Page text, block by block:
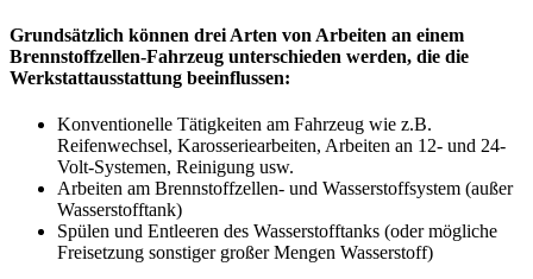
Grundsätzlich können drei Arten von Arbeiten an einem
Brennstoffzellen-Fahrzeug unterschieden werden, die die
Werkstattausstattung beeinflussen:
Konventionelle Tätigkeiten am Fahrzeug wie z.B.
Reifenwechsel, Karosseriearbeiten, Arbeiten an 12- und 24-
Volt-Systemen, Reinigung usw.
Arbeiten am Brennstoffzellen- und Wasserstoffsystem (außer
Wasserstofftank)
Spülen und Entleeren des Wasserstofftanks (oder mögliche
Freisetzung sonstiger großer Mengen Wasserstoff)